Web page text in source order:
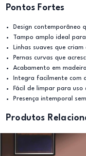
Pontos Fortes
Design contemporâneo
Tampo amplo ideal
Linhas suaves que
Pernas curvas que
Acabamento em
Integra facilmente com
Fácil de limpar para uso
Presença intemporal
Produtos